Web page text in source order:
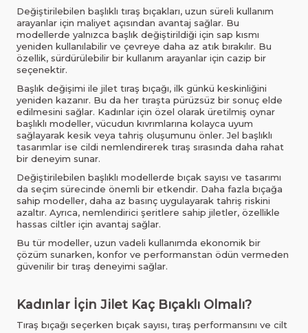
Değiştirilebilen başlıklı tıraş bıçakları, uzun süreli kullanım
arayanlar için maliyet açısından avantaj sağlar. Bu
modellerde yalnızca başlık değiştirildiği için sap kısmı
yeniden kullanılabilir ve çevreye daha az atık bırakılır. Bu
özellik, sürdürülebilir bir kullanım arayanlar için cazip bir
seçenektir.
Başlık değişimi ile jilet tıraş bıçağı, ilk günkü keskinliğini
yeniden kazanır. Bu da her tıraşta pürüzsüz bir sonuç elde
edilmesini sağlar. Kadınlar için özel olarak üretilmiş oynar
başlıklı modeller, vücudun kıvrımlarına kolayca uyum
sağlayarak kesik veya tahriş oluşumunu önler. Jel başlıklı
tasarımlar ise cildi nemlendirerek tıraş sırasında daha rahat
bir deneyim sunar.
Değiştirilebilen başlıklı modellerde bıçak sayısı ve tasarımı
da seçim sürecinde önemli bir etkendir. Daha fazla bıçağa
sahip modeller, daha az basınç uygulayarak tahriş riskini
azaltır. Ayrıca, nemlendirici şeritlere sahip jiletler, özellikle
hassas ciltler için avantaj sağlar.
Bu tür modeller, uzun vadeli kullanımda ekonomik bir
çözüm sunarken, konfor ve performanstan ödün vermeden
güvenilir bir tıraş deneyimi sağlar.
Kadınlar İçin Jilet Kaç Bıçaklı Olmalı?
Tıraş bıçağı seçerken bıçak sayısı, tıraş performansını ve cilt